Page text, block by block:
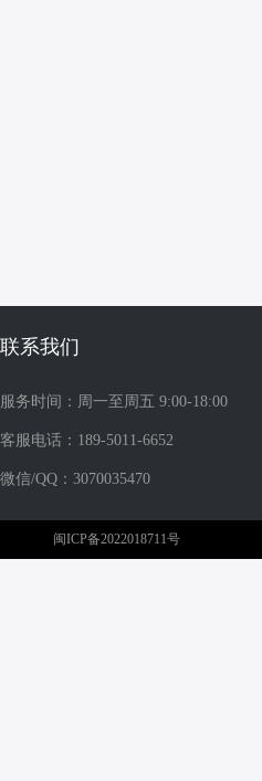
联系我们
服务时间：周一至周五 9:00-18:00
客服电话：189-5011-6652
微信/QQ：3070035470
闽ICP备2022018711号